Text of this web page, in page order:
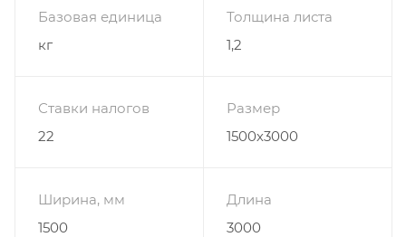
Базовая единица
кг
Толщина листа
1,2
Ставки налогов
22
Размер
1500х3000
Ширина, мм
1500
Длина
3000